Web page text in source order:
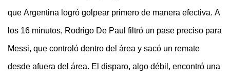
que Argentina logró golpear primero de manera efectiva. A
los 16 minutos, Rodrigo De Paul filtró un pase preciso para
Messi, que controló dentro del área y sacó un remate
desde afuera del área. El disparo, algo débil, encontró una